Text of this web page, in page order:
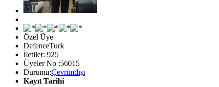
Özel Üye
DefenceTurk
İletiler: 925
Üyeler No :56015
Durumu:Çevrimdışı
Kayıt Tarihi